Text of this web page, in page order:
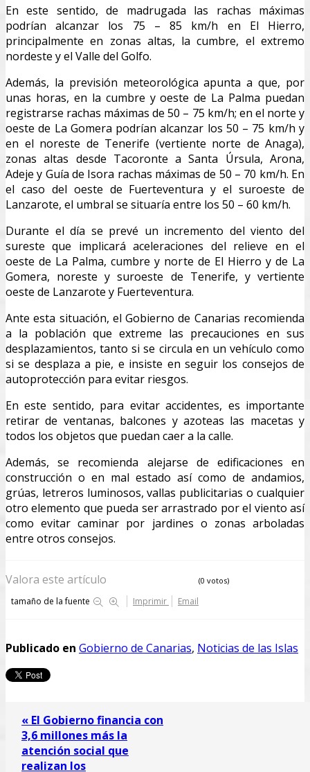
En este sentido, de madrugada las rachas máximas
podrían alcanzar los 75 – 85 km/h en El Hierro,
principalmente en zonas altas, la cumbre, el extremo
nordeste y el Valle del Golfo.
Además, la previsión meteorológica apunta a que, por
unas horas, en la cumbre y oeste de La Palma puedan
registrarse rachas máximas de 50 – 75 km/h; en el norte y
oeste de La Gomera podrían alcanzar los 50 – 75 km/h y
en el noreste de Tenerife (vertiente norte de Anaga),
zonas altas desde Tacoronte a Santa Úrsula, Arona,
Adeje y Guía de Isora rachas máximas de 50 – 70 km/h. En
el caso del oeste de Fuerteventura y el suroeste de
Lanzarote, el umbral se situaría entre los 50 – 60 km/h.
Durante el día se prevé un incremento del viento del
sureste que implicará aceleraciones del relieve en el
oeste de La Palma, cumbre y norte de El Hierro y de La
Gomera, noreste y suroeste de Tenerife, y vertiente
oeste de Lanzarote y Fuerteventura.
Ante esta situación, el Gobierno de Canarias recomienda
a la población que extreme las precauciones en sus
desplazamientos, tanto si se circula en un vehículo como
si se desplaza a pie, e insiste en seguir los consejos de
autoprotección para evitar riesgos.
En este sentido, para evitar accidentes, es importante
retirar de ventanas, balcones y azoteas las macetas y
todos los objetos que puedan caer a la calle.
Además, se recomienda alejarse de edificaciones en
construcción o en mal estado así como de andamios,
grúas, letreros luminosos, vallas publicitarias o cualquier
otro elemento que pueda ser arrastrado por el viento así
como evitar caminar por jardines o zonas arboladas
entre otros consejos.
Valora este artículo (0 votos)
tamaño de la fuente Imprimir Email
Publicado en Gobierno de Canarias, Noticias de las Islas
« El Gobierno financia con
3,6 millones más la
atención social que
realizan los